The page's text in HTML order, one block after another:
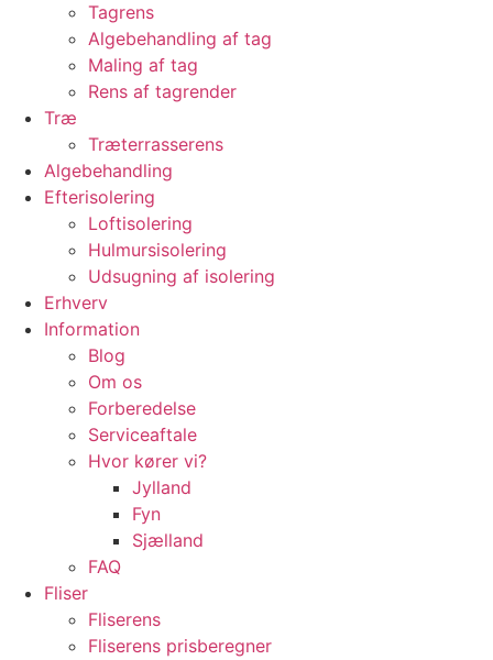
Tagrens
Algebehandling af tag
Maling af tag
Rens af tagrender
Træ
Træterrasserens
Algebehandling
Efterisolering
Loftisolering
Hulmursisolering
Udsugning af isolering
Erhverv
Information
Blog
Om os
Forberedelse
Serviceaftale
Hvor kører vi?
Jylland
Fyn
Sjælland
FAQ
Fliser
Fliserens
Fliserens prisberegner